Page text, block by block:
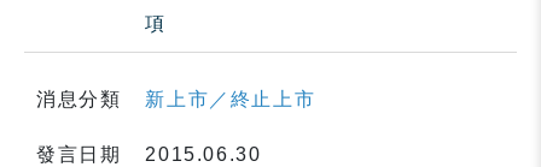
項
消息分類 新上市／終止上市
發言日期 2015.06.30